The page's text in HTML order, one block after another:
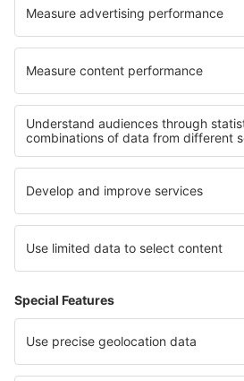
Cele mai bune locuri de cazare -
Cazare in Tărgoviște Cazare in Tracia
Cazare În Kazanlak județul Cazare
Cazare in Montana Cazare în Aruba
Cazare în Sunshine Coast
Cazare in Voievodatul Varmia și Mazuria